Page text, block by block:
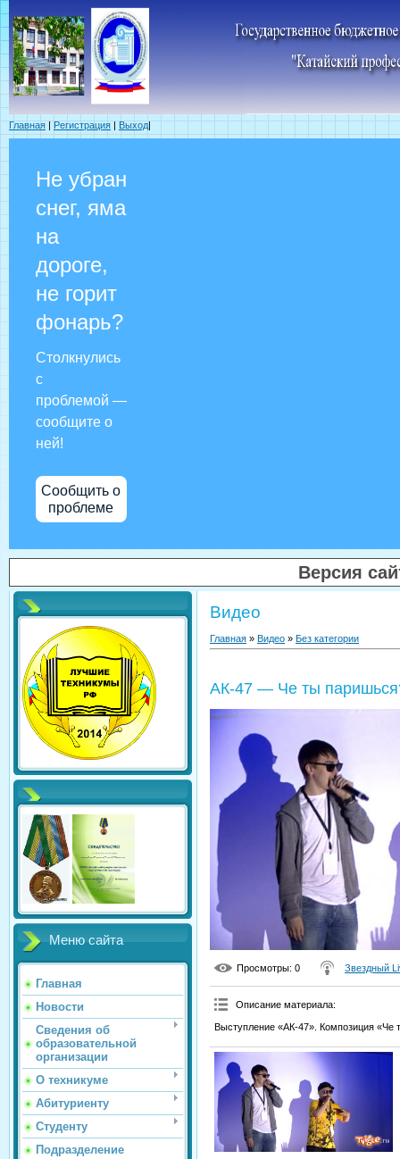
Главная | Регистрация | Выход|
Не убран
снег, яма
на
дороге,
не горит
фонарь?
Столкнулись
с
проблемой —
сообщите о
ней!
Сообщить о
проблеме
Версия
Меню сайта
Главная
Новости
Сведения об
образовательной
организации
О техникуме
Абитуриенту
Студенту
Подразделение
Видео
Главная » Видео » Без категории
АК-47 — Че ты
Просмотры: 0 Звездный
Описание материала:
Выступление «АК-47». Композиция «Че